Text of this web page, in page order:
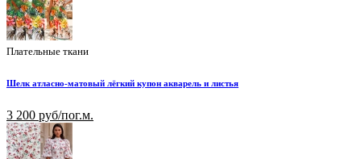
Плательные ткани
Шелк атласно-матовый лёгкий купон акварель и листья
3 200 руб/пог.м.